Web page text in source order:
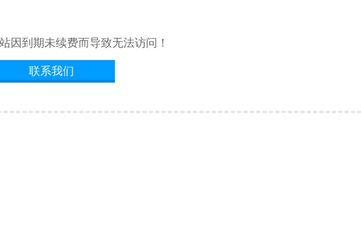
因到期未续费而导致无法访问！
联系我们